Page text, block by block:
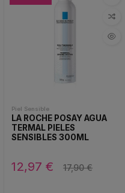
Piel Sensible
LA ROCHE POSAY AGUA
TERMAL PIELES
SENSIBLES 300ML
12,97 € 17,90 €